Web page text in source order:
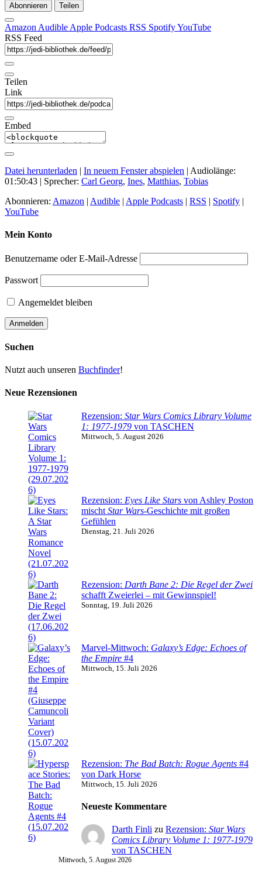
Abonnieren Teilen
Amazon Audible Apple Podcasts RSS SpotifyYouTube
RSS Feed
Teilen
Link
Embed
Datei herunterladen | In neuem Fenster abspielen | Audiolänge:
01:50:43 | Sprecher: Carl Georg, Ines, Matthias, Tobias
Abonnieren: Amazon | Audible | Apple Podcasts | RSS | Spotify |
YouTube
Mein Konto
Benutzername oder E-Mail-Adresse
Passwort
Angemeldet bleiben
Suchen
Nutzt auch unseren Buchfinder!
Neue Rezensionen
Rezension: Star Wars Comics Library Volume
1: 1977-1979 von TASCHEN
Mittwoch, 5. August 2026
Rezension: Eyes Like Stars von Ashley Poston
mischt Star Wars-Geschichte mit großen
Gefühlen
Dienstag, 21. Juli 2026
Rezension: Darth Bane 2: Die Regel der Zwei
schafft Zweierlei – mit Gewinnspiel!
Sonntag, 19. Juli 2026
Marvel-Mittwoch: Galaxy’s Edge: Echoes of
the Empire #4
Mittwoch, 15. Juli 2026
Rezension: The Bad Batch: Rogue Agents #4
von Dark Horse
Mittwoch, 15. Juli 2026
Neueste Kommentare
Darth Finli zu Rezension: Star Wars
Comics Library Volume 1: 1977-1979
von TASCHEN
Mittwoch, 5. August 2026